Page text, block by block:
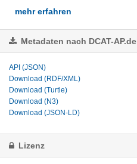
mehr erfahren
Metadaten nach DCAT-AP.de
API (JSON)
Download (RDF/XML)
Download (Turtle)
Download (N3)
Download (JSON-LD)
Lizenz